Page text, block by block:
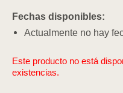
Fechas disponibles:
Actualmente no hay
Este producto no está
existencias.